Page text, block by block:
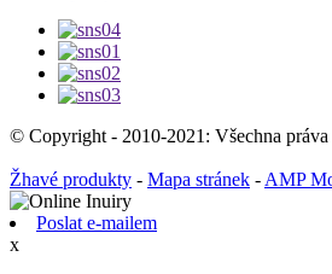
© Copyright - 2010-2021: Všechna práva
Žhavé produkty - Mapa stránek - AMP
Poslat e-mailem
x